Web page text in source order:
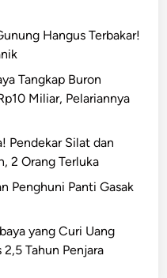
Hangus Terbakar!
Tangkap Buron
Miliar, Pelariannya
Pendekar Silat dan
2 Orang Terluka
Penghuni Panti Gasak
yang Curi Uang
Tahun Penjara